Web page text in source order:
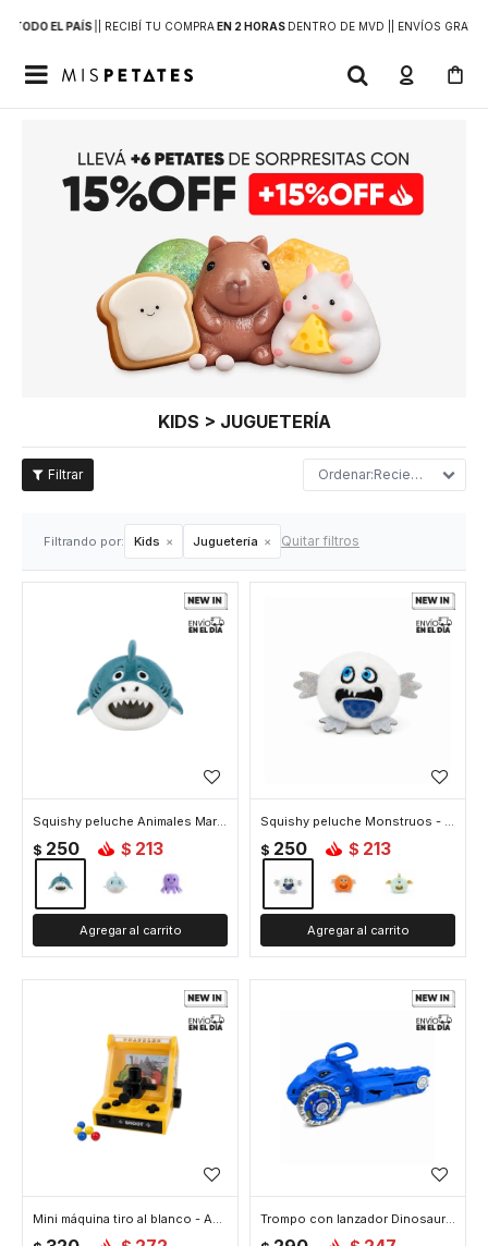
TODO EL PAÍS | RECIBÍ TU COMPRAEN 2 HORAS DENTRO DE MVD | | ENVÍOS GRATIS

KIDS > JUGUETERÍA
Recientes
Filtrando por: Kids Juguetería Quitar filtros
Squishy peluche Animales Marinos - Azul
$ 250 $ 213
Squishy peluche Monstruos - Blanco
$ 250 $ 213
Mini máquina tiro al blanco - Amarillo Trompo con lanzador Dinosaurio - Azul